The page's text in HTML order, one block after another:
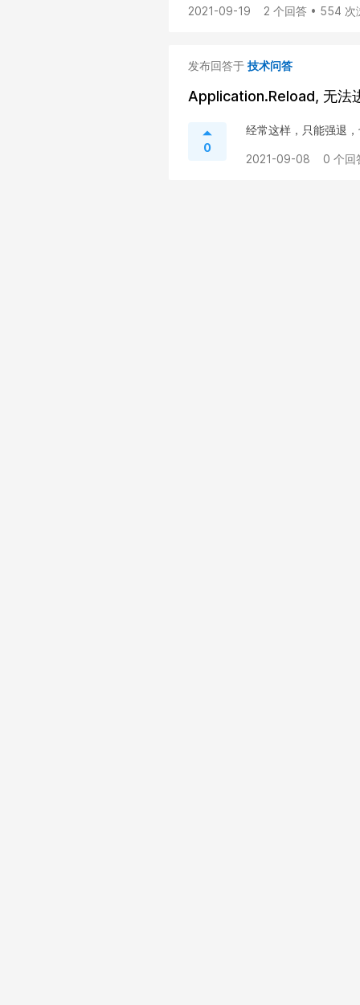
2021-09-19 2 个回答 • 554 次
发布回答于 技术问答
Application.Reload, 无法
0
经常这样，只能强退
2021-09-08 0 个回